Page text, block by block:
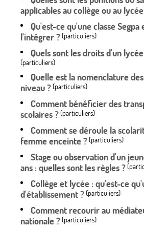
applicables au collège ou au
Qu'est-ce qu'une classe
l'intégrer ?(particuliers)
Quels sont les droits d'un
(particuliers)
Quelle est la nomenclature
niveau ?(particuliers)
Comment bénéficier des
scolaires ?(particuliers)
Comment se déroule la
femme enceinte ?(particuliers)
Stage ou observation d'un
ans : quelles sont les règles ?
Collège et lycée : qu'est-ce
d'établissement ?(particuliers)
Comment recourir au
nationale ?(particuliers)